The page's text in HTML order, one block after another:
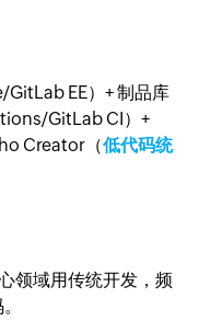
EE）+ 制品库
GitLab CI）+
Creator（低代码统
领域用传统开发，频